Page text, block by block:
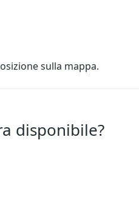
sulla mappa.
disponibile?